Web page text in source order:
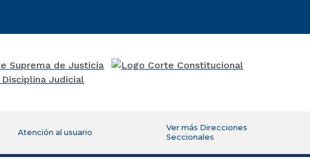
Atención al usuario
Ver más Direcciones
Seccionales